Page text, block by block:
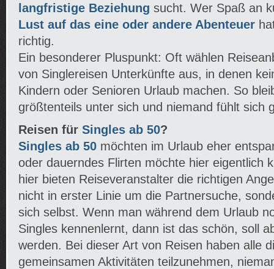
langfristige Beziehung sucht. Wer Spaß an
Lust auf das eine oder andere Abenteuer
richtig.
Ein besonderer Pluspunkt: Oft wählen
von Singlereisen Unterkünfte aus, in denen
Kindern oder Senioren Urlaub machen. So
größtenteils unter sich und niemand fühlt sich
Reisen für Singles ab 50?
Singles ab 50 möchten im Urlaub eher
oder dauerndes Flirten möchte hier eigentlich
hier bieten Reiseveranstalter die richtigen
nicht in erster Linie um die Partnersuche,
sich selbst. Wenn man während dem Urlaub
Singles kennenlernt, dann ist das schön, soll
werden. Bei dieser Art von Reisen haben alle
gemeinsamen Aktivitäten teilzunehmen,